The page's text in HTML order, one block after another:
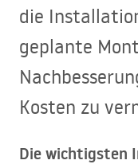
die
geplante
Kosten zu
Die wichtigsten